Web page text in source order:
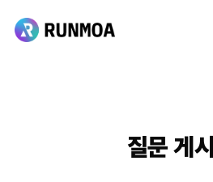
질문 게